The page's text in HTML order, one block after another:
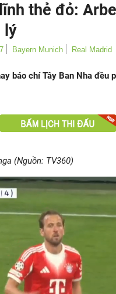
thẻ đỏ:
lý
Bayern Munich Real Madrid
báo chí Tây Ban Nha đều
(Nguồn: TV360)